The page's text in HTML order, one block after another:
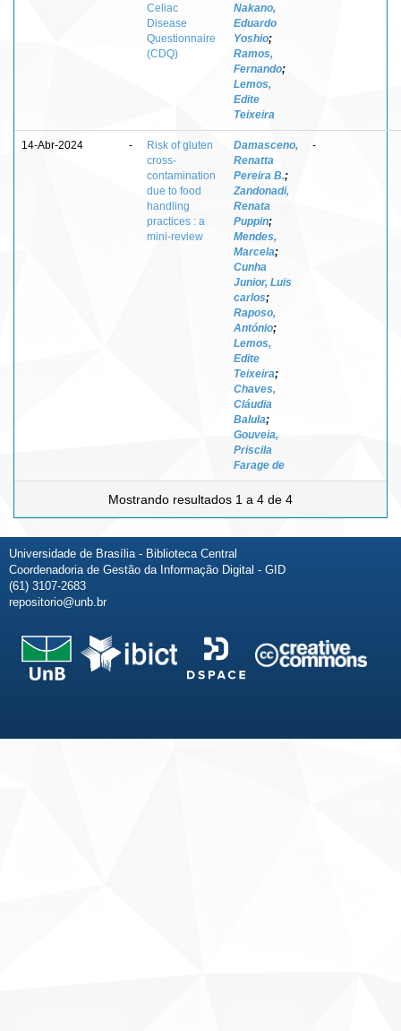
Celiac
Disease
Questionnaire
(CDQ)
Nakano,
Eduardo
Yoshio;
Ramos,
Fernando;
Lemos,
Edite
Teixeira
14-Abr-2024 -
Risk of gluten
cross-
contamination
due to food
handling
practices : a
mini-review
Damasceno,
Renatta
Pereira B.;
Zandonadi,
Renata
Puppin;
Mendes,
Marcela;
Cunha
Junior, Luis
carlos;
Raposo,
António;
Lemos,
Edite
Teixeira;
Chaves,
Cláudia
Balula;
Gouveia,
Priscila
Farage de
-
Mostrando resultados 1 a 4 de 4
Universidade de Brasília - Biblioteca Central
Coordenadoria de Gestão da Informação Digital - GID
(61) 3107-2683
repositorio@unb.br